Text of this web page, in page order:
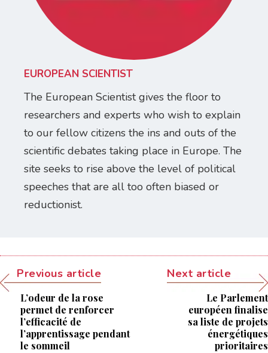
EUROPEAN SCIENTIST
The European Scientist gives the floor to
researchers and experts who wish to explain
to our fellow citizens the ins and outs of the
scientific debates taking place in Europe. The
site seeks to rise above the level of political
speeches that are all too often biased or
reductionist.
Previous article
L’odeur de la rose
permet de renforcer
l’efficacité de
l’apprentissage pendant
le sommeil
Next article
Le Parlement
européen finalise
sa liste de projets
énergétiques
prioritaires